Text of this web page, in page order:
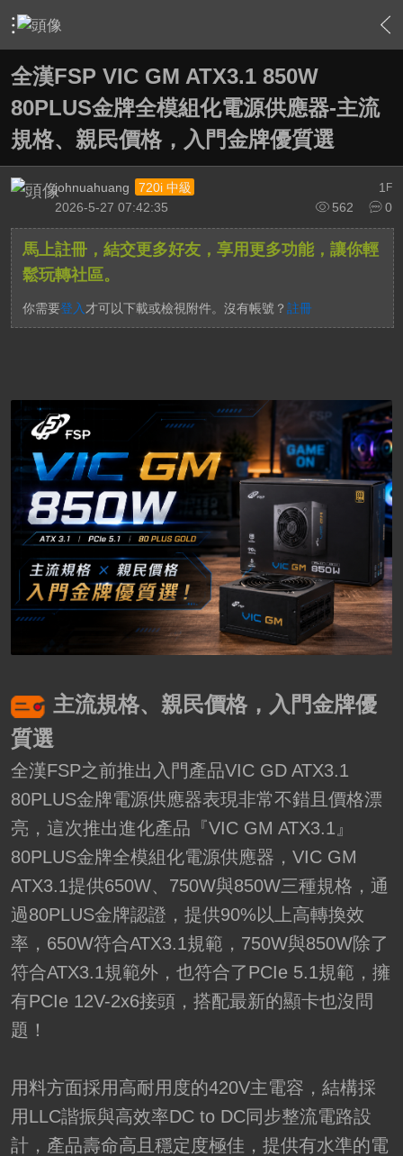
› 敗家特區 For Sale or Trade › 3C資訊流通站 › 內容
全漢FSP VIC GM ATX3.1 850W
80PLUS金牌全模組化電源供應器-主流
規格、親民價格，入門金牌優質選
1 F
johnuahuang
720i 中級
562
0
2026-5-27 07:42:35
馬上註冊，結交更多好友，享用更多功能，讓你輕
鬆玩轉社區。
你需要登入 才可以下載或檢視附件。沒有帳號？ 註冊
主流規格、親民價格，入門金牌優
質選
全漢FSP之前推出入門產品VIC GD ATX3.1
80PLUS金牌電源供應器表現非常不錯且價格漂
亮，這次推出進化產品『VIC GM ATX3.1』
80PLUS金牌全模組化電源供應器，VIC GM
ATX3.1提供650W、750W與850W三種規格，通
過80PLUS金牌認證，提供90%以上高轉換效
率，650W符合ATX3.1規範，750W與850W除了
符合ATX3.1規範外，也符合了PCIe 5.1規範，擁
有PCIe 12V-2x6接頭，搭配最新的顯卡也沒問
題！
用料方面採用高耐用度的420V主電容，結構採
用LLC諧振與高效率DC to DC同步整流電路設
計，產品壽命高且穩定度極佳，提供有水準的電